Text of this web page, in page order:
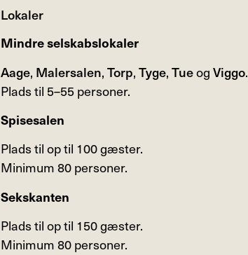
Lokaler
Mindre selskabslokaler
Aage, Malersalen,Torp,Tyge,TueogViggo.
Plads til 5–55 personer.
Spisesalen
Plads til op til 100 gæster.
Minimum 80 personer.
Sekskanten
Plads til op til 150 gæster.
Minimum 80 personer.